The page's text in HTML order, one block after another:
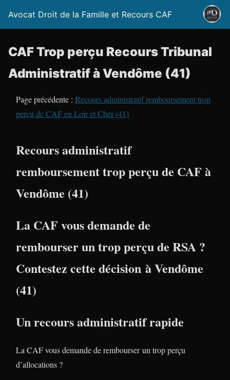
Avocat Droit de la Famille et Recours CAF
CAF Trop perçu Recours Tribunal
Administratif à Vendôme (41)
Page précédente : Recours administratif remboursement trop
perçu de CAF en Loir et Cher (41)
Recours administratif
remboursement trop perçu de CAF à
Vendôme (41)
La CAF vous demande de
rembourser un trop perçu de RSA ?
Contestez cette décision à Vendôme
(41)
Un recours administratif rapide
La CAF vous demande de rembourser un trop perçu
d’allocations ?